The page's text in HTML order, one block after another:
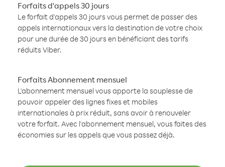
Forfaits d'appels 30 jours
Le forfait d'appels 30 jours vous permet de passer des
appels internationaux vers la destination de votre choix
pour une durée de 30 jours en bénéficiant des tarifs
réduits Viber.
Forfaits Abonnement mensuel
L'abonnement mensuel vous apporte la souplesse de
pouvoir appeler des lignes fixes et mobiles
internationales à prix réduit, sans avoir à renouveler
votre forfait. Avec l'abonnement mensuel, vous faites des
économies sur les appels que vous passez déjà.